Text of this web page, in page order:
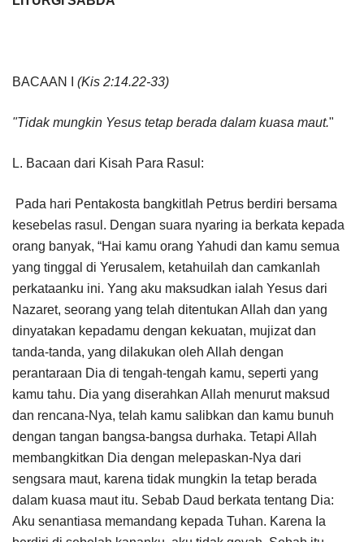
BACAAN I (Kis 2:14.22-33)
"Tidak mungkin Yesus tetap berada dalam kuasa maut."
L. Bacaan dari Kisah Para Rasul:
Pada hari Pentakosta bangkitlah Petrus berdiri bersama
kesebelas rasul. Dengan suara nyaring ia berkata kepada
orang banyak, “Hai kamu orang Yahudi dan kamu semua
yang tinggal di Yerusalem, ketahuilah dan camkanlah
perkataanku ini. Yang aku maksudkan ialah Yesus dari
Nazaret, seorang yang telah ditentukan Allah dan yang
dinyatakan kepadamu dengan kekuatan, mujizat dan
tanda-tanda, yang dilakukan oleh Allah dengan
perantaraan Dia di tengah-tengah kamu, seperti yang
kamu tahu. Dia yang diserahkan Allah menurut maksud
dan rencana-Nya, telah kamu salibkan dan kamu bunuh
dengan tangan bangsa-bangsa durhaka. Tetapi Allah
membangkitkan Dia dengan melepaskan-Nya dari
sengsara maut, karena tidak mungkin Ia tetap berada
dalam kuasa maut itu. Sebab Daud berkata tentang Dia:
Aku senantiasa memandang kepada Tuhan. Karena Ia